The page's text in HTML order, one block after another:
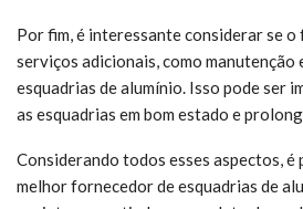
Por fim, é interessante considerar se
serviços adicionais, como manutenção
esquadrias de alumínio. Isso pode ser
as esquadrias em bom estado e
Considerando todos esses aspectos, é
melhor fornecedor de esquadrias de